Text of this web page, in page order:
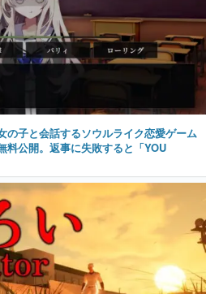
の子と会話するソウルライク恋愛ゲーム
料公開。返事に失敗すると「YOU